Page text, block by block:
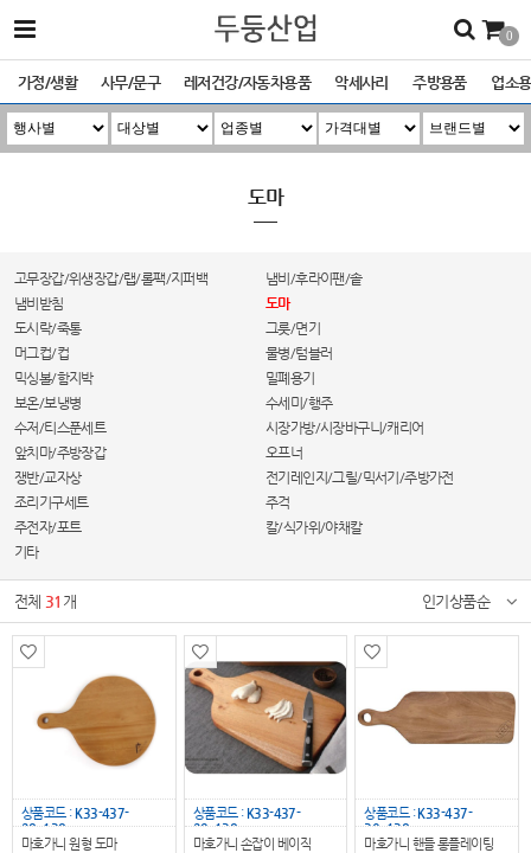
0
가정/생활 사무/문구 레저건강/자동차용품 악세사리 주방용품 업소
도마
고무장갑/위생장갑/랩/롤팩/지퍼백
냄비/후라이팬/솥
냄비받침
도마
도시락/죽통
그릇/면기
머그컵/컵
물병/텀블러
믹싱볼/함지박
밀폐용기
보온/보냉병
수세미/행주
수저/티스푼세트
시장가방/시장바구니/캐리어
앞치마/주방장갑
오프너
쟁반/교자상
전기레인지/그릴/믹서기/주방가전
조리기구세트
주걱
주전자/포트
칼/식가위/야채칼
기타
전체 31 개 인기상품순
상품코드 :K33-437-
28_138
마호가니 원형 도마
상품코드 :K33-437-
29_138
마호가니 손잡이 베이직
상품코드 :K33-437-
30_138
마호가니 핸들 롱플레이팅